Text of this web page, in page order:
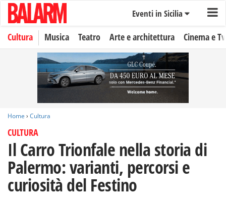
Eventi in Sicilia
Cultura Musica Teatro Arte e architettura Cinema e Tv
Home › Cultura
CULTURA
Il Carro Trionfale nella storia di
Palermo: varianti, percorsi e
curiosità del Festino